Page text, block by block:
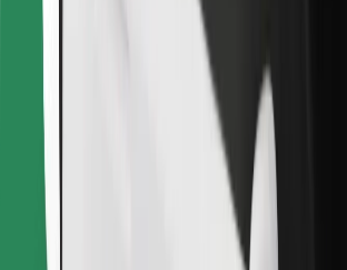
Descargar la app de Bolt
Encuentra tu comida favorita
Descargar la app de Bolt Food